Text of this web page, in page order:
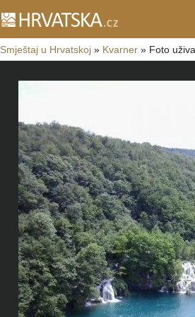
Smještaj u Hrvatskoj » Kvarner » Foto